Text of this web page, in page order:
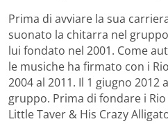
Prima di avviare la sua
suonato la chitarra nel
lui fondato nel 2001. Come
le musiche ha firmato con i
2004 al 2011. Il 1 giugno 2012
gruppo. Prima di fondare i
Little Taver & His Crazy